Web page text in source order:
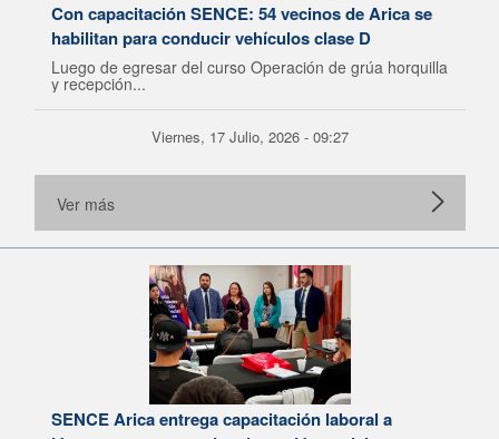
Con capacitación SENCE: 54 vecinos de Arica se
habilitan para conducir vehículos clase D
Luego de egresar del curso Operación de grúa horquilla
y recepción...
Viernes, 17 Julio, 2026 - 09:27
Ver más
SENCE Arica entrega capacitación laboral a